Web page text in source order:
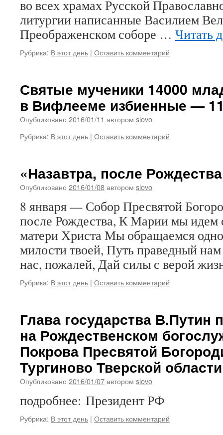
во всех храмах Русской
литургии написанные Василием
Преображенском соборе … Читать
Рубрика: В этот день | Оставить комментарий
Святые мученики 14000
в Вифлееме избиенные —
Опубликовано 2016/01/11 автором slovo
Рубрика: В этот день | Оставить комментарий
«Назавтра, после
Опубликовано 2016/01/08автором slovo
8 января — Собор Пресвятой
после Рождества, К Марии мы идем
матери Христа Мы обращаемся
милости твоей, Путь праведный
нас, пожалей, Дай силы с верой
Рубрика: В этот день | Оставить комментарий
Глава государства В.Путин
на Рождественском
Покрова Пресвятой
Тургиново Тверской области
Опубликовано 2016/01/07автором slovo
подробнее: Президент РФ
Рубрика: В этот день | Оставить комментарий